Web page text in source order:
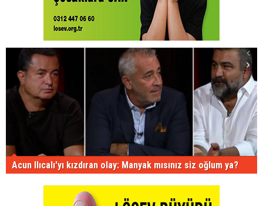
Acun Ilıcalı'yı kızdıran olay: Manyak mısınız siz oğlum ya?